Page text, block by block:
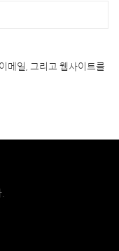
메일, 그리고 웹사이트를